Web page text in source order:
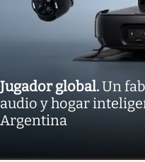
Jugador global.Un
audio y hogar
Argentina